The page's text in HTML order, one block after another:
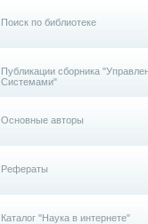
Поиск по библиотеке
Публикации сборника
Системами"
Основные авторы
Рефераты
Каталог "Наука в интернете"